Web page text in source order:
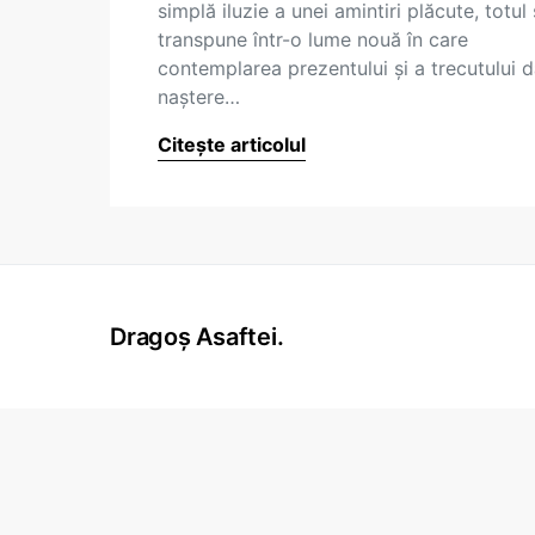
simplă iluzie a unei amintiri plăcute, totul
transpune într-o lume nouă în care
contemplarea prezentului şi a trecutului
naştere…
Citește articolul
Dragoș Asaftei.